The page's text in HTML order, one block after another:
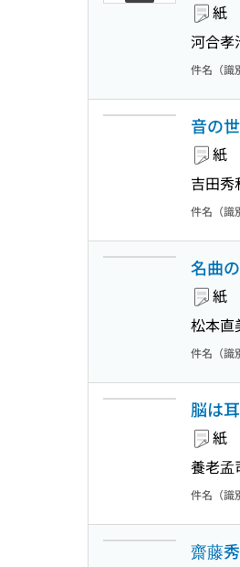
紙
河合孝
件名（識
音の
紙
吉田秀
件名（識
名曲
紙
松本直
件名（識
脳は
紙
養老孟
件名（識
齋藤